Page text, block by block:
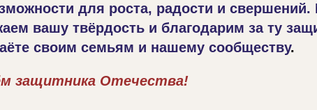
для роста, радости и
вашу твёрдость и благодарим за ту
своим семьям и нашему сообществу.
защитника Отечества!